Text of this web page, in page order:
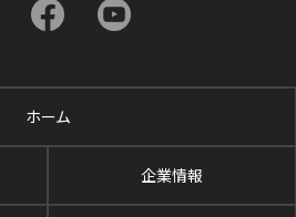
ホーム
企業情報